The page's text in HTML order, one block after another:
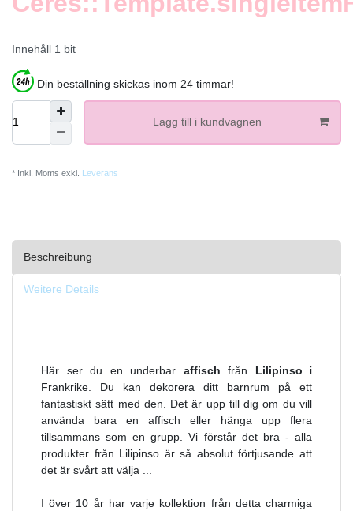
Innehåll 1 bit
Din beställning skickas inom 24 timmar!
Lagg till i kundvagnen
* Inkl. Moms exkl. Leverans
Beschreibung
Weitere Details
Här ser du en underbar affisch från Lilipinso i
Frankrike. Du kan dekorera ditt barnrum på ett
fantastiskt sätt med den. Det är upp till dig om du vill
använda bara en affisch eller hänga upp flera
tillsammans som en grupp. Vi förstår det bra - alla
produkter från Lilipinso är så absolut förtjusande att
det är svårt att välja ...
I över 10 år har varje kollektion från detta charmiga